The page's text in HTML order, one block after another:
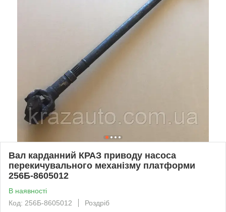
Вал карданний КРАЗ приводу насоса
перекичувального механізму платформи
256Б-8605012
В наявності
Код: 256Б-8605012
Роздріб